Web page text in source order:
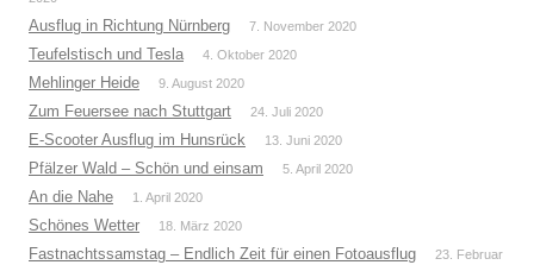
Ausflug in Richtung Nürnberg 7. November 2020
Teufelstisch und Tesla 4. Oktober 2020
Mehlinger Heide 9. August 2020
Zum Feuersee nach Stuttgart 24. Juli 2020
E-Scooter Ausflug im Hunsrück 13. Juni 2020
Pfälzer Wald – Schön und einsam 5. April 2020
An die Nahe 1. April 2020
Schönes Wetter 18. März 2020
Fastnachtssamstag – Endlich Zeit für einen Fotoausflug
23. Februar